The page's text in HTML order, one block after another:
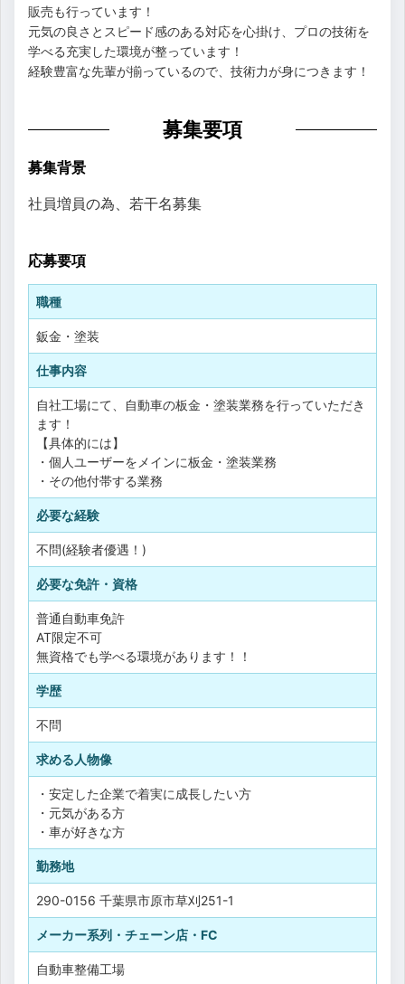
販売も行っています！
元気の良さとスピード感のある対応を心掛け、プロの技術を
学べる充実した環境が整っています！
経験豊富な先輩が揃っているので、技術力が身につきます！
募集要項
募集背景
社員増員の為、若干名募集
応募要項
職種
鈑金・塗装
仕事内容
自社工場にて、自動車の板金・塗装業務を行っていただき
ます！
【具体的には】
・個人ユーザーをメインに板金・塗装業務
・その他付帯する業務
必要な経験
不問(経験者優遇！)
必要な免許・資格
普通自動車免許
AT限定不可
無資格でも学べる環境があります！！
学歴
不問
求める人物像
・安定した企業で着実に成長したい方
・元気がある方
・車が好きな方
勤務地
290-0156 千葉県市原市草刈251-1
メーカー系列・チェーン店・FC
自動車整備工場